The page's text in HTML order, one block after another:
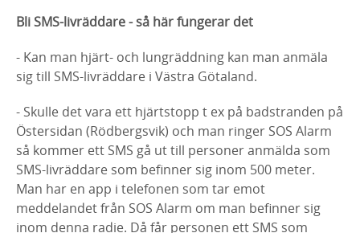
Bli SMS-livräddare - så här fungerar det
- Kan man hjärt- och lungräddning kan man anmäla
sig till SMS-livräddare i Västra Götaland.
- Skulle det vara ett hjärtstopp t ex på badstranden på
Östersidan (Rödbergsvik) och man ringer SOS Alarm
så kommer ett SMS gå ut till personer anmälda som
SMS-livräddare som befinner sig inom 500 meter.
Man har en app i telefonen som tar emot
meddelandet från SOS Alarm om man befinner sig
inom denna radie. Då får personen ett SMS som